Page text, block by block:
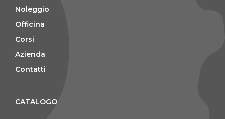
Noleggio
Officina
Corsi
Azienda
Contatti
CATALOGO